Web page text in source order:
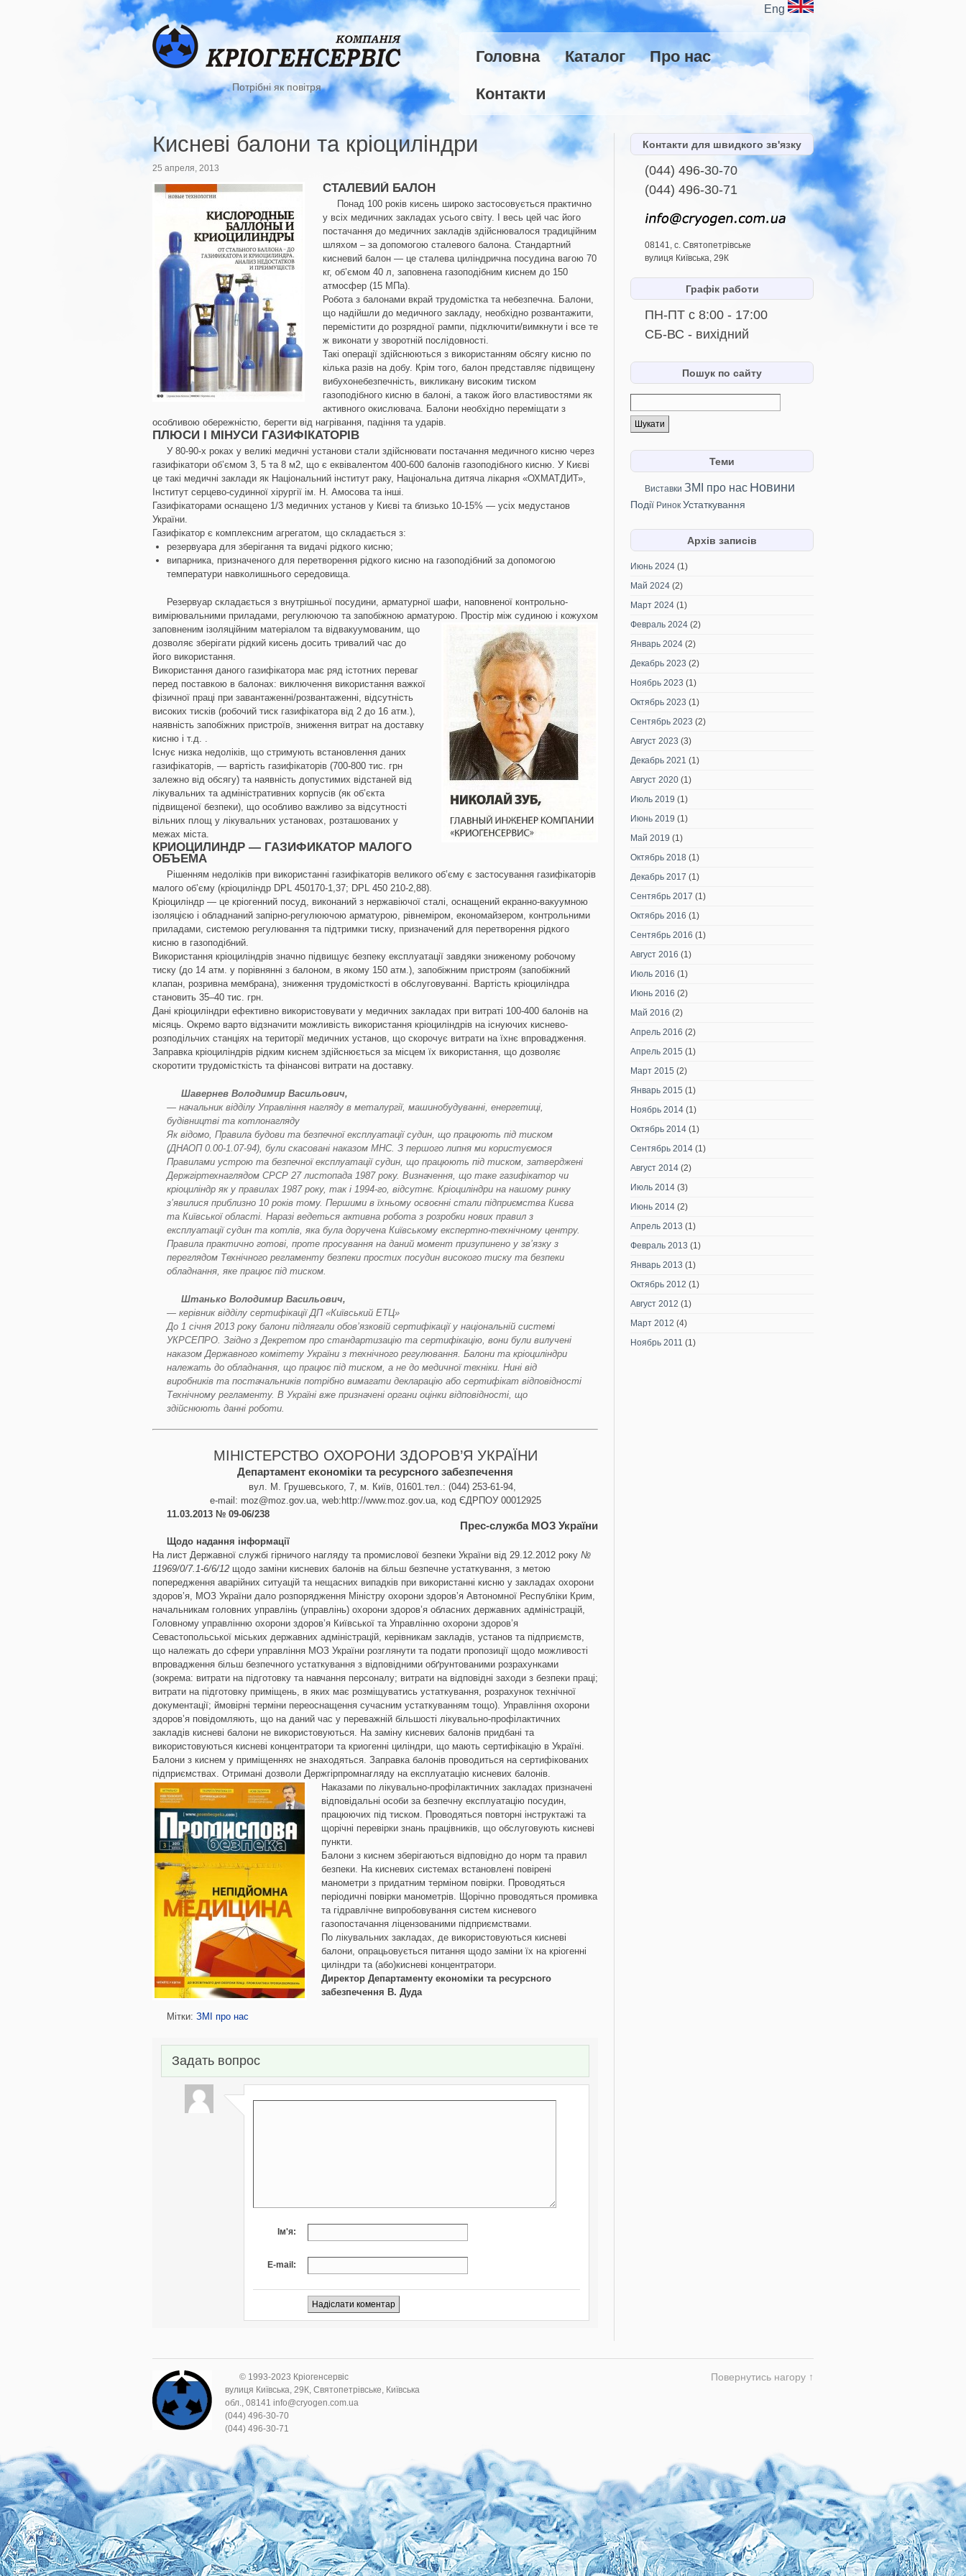
Eng
Потрібні як повітря
Головна Каталог Про нас
Контакти
Кисневі балони та кріоциліндри
25 апреля, 2013
СТАЛЕВИЙ БАЛОН
Понад 100 років кисень широко застосовується практично
у всіх медичних закладах усього світу. І весь цей час його
постачання до медичних закладів здійснювалося традиційним
шляхом – за допомогою сталевого балона. Стандартний
кисневий балон — це сталева циліндрична посудина вагою 70
кг, об’ємом 40 л, заповнена газоподібним киснем до 150
атмосфер (15 МПа).
Робота з балонами вкрай трудомістка та небезпечна. Балони,
що надійшли до медичного закладу, необхідно розвантажити,
перемістити до розрядної рампи, підключити/вимкнути і все те
ж виконати у зворотній послідовності.
Такі операції здійснюються з використанням обсягу кисню по
кілька разів на добу. Крім того, балон представляє підвищену
вибухонебезпечність, викликану високим тиском
газоподібного кисню в балоні, а також його властивостями як
активного окислювача. Балони необхідно переміщати з
особливою обережністю, берегти від нагрівання, падіння та ударів.
ПЛЮСИ І МІНУСИ ГАЗИФІКАТОРІВ
У 80-90-х роках у великі медичні установи стали здійснювати постачання медичного кисню через
газифікатори об’ємом 3, 5 та 8 м2, що є еквівалентом 400-600 балонів газоподібного кисню. У Києві
це такі медичні заклади як Національний інститут раку, Національна дитяча лікарня «ОХМАТДИТ»,
Інститут серцево-судинної хірургії ім. Н. Амосова та інші.
Газифікаторами оснащено 1/3 медичних установ у Києві та близько 10-15% — усіх медустанов
України.
Газифікатор є комплексним агрегатом, що складається з:
резервуара для зберігання та видачі рідкого кисню;
випарника, призначеного для перетворення рідкого кисню на газоподібний за допомогою
температури навколишнього середовища.
Резервуар складається з внутрішньої посудини, арматурної шафи, наповненої контрольно-
вимірювальними приладами, регулюючою та запобіжною арматурою. Простір між судиною і кожухом
заповненим ізоляційним матеріалом та відвакуумованим, що
дозволяє зберігати рідкий кисень досить тривалий час до
його використання.
Використання даного газифікатора має ряд істотних переваг
перед поставкою в балонах: виключення використання важкої
фізичної праці при завантаженні/розвантаженні, відсутність
високих тисків (робочий тиск газифікатора від 2 до 16 атм.),
наявність запобіжних пристроїв, зниження витрат на доставку
кисню і т.д. .
Існує низка недоліків, що стримують встановлення даних
газифікаторів, — вартість газифікаторів (700-800 тис. грн
залежно від обсягу) та наявність допустимих відстаней від
лікувальних та адміністративних корпусів (як об’єкта
підвищеної безпеки), що особливо важливо за відсутності
вільних площ у лікувальних установах, розташованих у
межах міста.
КРИОЦИЛИНДР — ГАЗИФИКАТОР МАЛОГО
ОБЪЕМА
Рішенням недоліків при використанні газифікаторів великого об’єму є застосування газифікаторів
малого об’єму (кріоциліндр DPL 450170-1,37; DPL 450 210-2,88).
Кріоциліндр — це кріогенний посуд, виконаний з нержавіючої сталі, оснащений екранно-вакуумною
ізоляцією і обладнаний запірно-регулюючою арматурою, рівнеміром, економайзером, контрольними
приладами, системою регулювання та підтримки тиску, призначений для перетворення рідкого
кисню в газоподібний.
Використання кріоциліндрів значно підвищує безпеку експлуатації завдяки зниженому робочому
тиску (до 14 атм. у порівнянні з балоном, в якому 150 атм.), запобіжним пристроям (запобіжний
клапан, розривна мембрана), зниження трудомісткості в обслуговуванні. Вартість кріоциліндра
становить 35–40 тис. грн.
Дані кріоциліндри ефективно використовувати у медичних закладах при витраті 100-400 балонів на
місяць. Окремо варто відзначити можливість використання кріоциліндрів на існуючих киснево-
розподільчих станціях на території медичних установ, що скорочує витрати на їхнє впровадження.
Заправка кріоциліндрів рідким киснем здійснюється за місцем їх використання, що дозволяє
скоротити трудомісткість та фінансові витрати на доставку.
Шавернев Володимир Васильович,
— начальник відділу Управління нагляду в металургії, машинобудуванні, енергетиці,
будівництві та котлонагляду
Як відомо, Правила будови та безпечної експлуатації судин, що працюють під тиском
(ДНАОП 0.00-1.07-94), були скасовані наказом МНС. З першого липня ми користуємося
Правилами устрою та безпечної експлуатації судин, що працюють під тиском, затверджені
Держгіртехнаглядом СРСР 27 листопада 1987 року. Визначення, що таке газифікатор чи
кріоциліндр як у правилах 1987 року, так і 1994-го, відсутнє. Кріоциліндри на нашому ринку
з’явилися приблизно 10 років тому. Першими в їхньому освоєнні стали підприємства Києва
та Київської області. Наразі ведеться активна робота з розробки нових правил з
експлуатації судин та котлів, яка була доручена Київському експертно-технічному центру.
Правила практично готові, проте просування на даний момент призупинено у зв’язку з
переглядом Технічного регламенту безпеки простих посудин високого тиску та безпеки
обладнання, яке працює під тиском.
Штанько Володимир Васильович,
— керівник відділу сертифікації ДП «Київський ЕТЦ»
До 1 січня 2013 року балони підлягали обов’язковій сертифікації у національній системі
УКРСЕПРО. Згідно з Декретом про стандартизацію та сертифікацію, вони були вилучені
наказом Державного комітету України з технічного регулювання. Балони та кріоциліндри
належать до обладнання, що працює під тиском, а не до медичної техніки. Нині від
виробників та постачальників потрібно вимагати декларацію або сертифікат відповідності
Технічному регламенту. В Україні вже призначені органи оцінки відповідності, що
здійснюють данні роботи.
МІНІСТЕРСТВО ОХОРОНИ ЗДОРОВ’Я УКРАЇНИ
Департамент економіки та ресурсного забезпечення
вул. М. Грушевського, 7, м. Київ, 01601.тел.: (044) 253-61-94,
e-mail: moz@moz.gov.ua, web:http://www.moz.gov.ua, код ЄДРПОУ 00012925
11.03.2013 № 09-06/238
Прес-служба МОЗ України
Щодо надання інформації
На лист Державної службі гірничого нагляду та промислової безпеки України від 29.12.2012 року №
11969/0/7.1-6/6/12 щодо заміни кисневих балонів на більш безпечне устаткування, з метою
попередження аварійних ситуацій та нещасних випадків при використанні кисню у закладах охорони
здоров’я, МОЗ України дало розпорядження Міністру охорони здоров’я Автономної Республіки Крим,
начальникам головних управлінь (управлінь) охорони здоров’я обласних державних адміністрацій,
Головному управлінню охорони здоров’я Київської та Управлінню охорони здоров’я
Севастопольської міських державних адміністрацій, керівникам закладів, установ та підприємств,
що належать до сфери управління МОЗ України розглянути та подати пропозиції щодо можливості
впровадження більш безпечного устаткування з відповідними обґрунтованими розрахунками
(зокрема: витрати на підготовку та навчання персоналу; витрати на відповідні заходи з безпеки праці;
витрати на підготовку приміщень, в яких має розміщуватись устаткування, розрахунок технічної
документації; ймовірні терміни переоснащення сучасним устаткуванням тощо). Управління охорони
здоров’я повідомляють, що на даний час у переважній більшості лікувально-профілактичних
закладів кисневі балони не використовуються. На заміну кисневих балонів придбані та
використовуються кисневі концентратори та криогенні циліндри, що мають сертифікацію в Україні.
Балони з киснем у приміщеннях не знаходяться. Заправка балонів проводиться на сертифікованих
підприємствах. Отримані дозволи Держгірпромнагляду на експлуатацію кисневих балонів.
Наказами по лікувально-профілактичних закладах призначені
відповідальні особи за безпечну експлуатацію посудин,
працюючих під тиском. Проводяться повторні інструктажі та
щорічні перевірки знань працівників, що обслуговують кисневі
пункти.
Балони з киснем зберігаються відповідно до норм та правил
безпеки. На кисневих системах встановлені повірені
манометри з придатним терміном повірки. Проводяться
періодичні повірки манометрів. Щорічно проводяться промивка
та гідравлічне випробовування систем кисневого
газопостачання ліцензованими підприємствами.
По лікувальних закладах, де використовуються кисневі
балони, опрацьовується питання щодо заміни їх на кріогенні
циліндри та (або)кисневі концентратори.
Директор Департаменту економіки та ресурсного
забезпечення В. Дуда
Мітки: ЗМІ про нас
Задать вопрос
Ім'я:
E-mail:
Контакти для швидкого зв'язку
(044) 496-30-70
(044) 496-30-71
08141, с. Святопетрівське
вулиця Київська, 29К
Графік работи
ПН-ПТ с 8:00 - 17:00
СБ-ВС - вихідний
Пошук по сайту
Теми
Виставки ЗМІ про нас Новини
Події Ринок Устаткування
Архів записів
Июнь 2024 (1)
Май 2024 (2)
Март 2024 (1)
Февраль 2024 (2)
Январь 2024 (2)
Декабрь 2023 (2)
Ноябрь 2023 (1)
Октябрь 2023 (1)
Сентябрь 2023 (2)
Август 2023 (3)
Декабрь 2021 (1)
Август 2020 (1)
Июль 2019 (1)
Июнь 2019 (1)
Май 2019 (1)
Октябрь 2018 (1)
Декабрь 2017 (1)
Сентябрь 2017 (1)
Октябрь 2016 (1)
Сентябрь 2016 (1)
Август 2016 (1)
Июль 2016 (1)
Июнь 2016 (2)
Май 2016 (2)
Апрель 2016 (2)
Апрель 2015 (1)
Март 2015 (2)
Январь 2015 (1)
Ноябрь 2014 (1)
Октябрь 2014 (1)
Сентябрь 2014 (1)
Август 2014 (2)
Июль 2014 (3)
Июнь 2014 (2)
Апрель 2013 (1)
Февраль 2013 (1)
Январь 2013 (1)
Октябрь 2012 (1)
Август 2012 (1)
Март 2012 (4)
Ноябрь 2011 (1)
© 1993-2023 Кріогенсервіс
вулиця Київська, 29К, Святопетрівське, Київська
обл., 08141 info@cryogen.com.ua
(044) 496-30-70
(044) 496-30-71
Повернутись нагору ↑